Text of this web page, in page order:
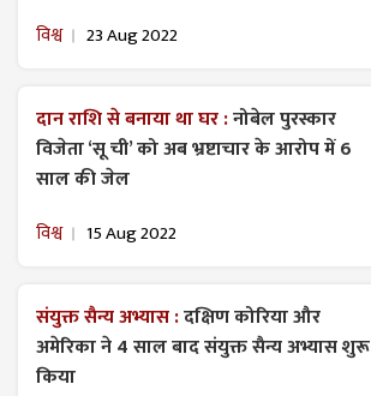
विश्व 23 Aug 2022
दान राशि से बनाया था घर :नोबेल पुरस्कार
विजेता ‘सू ची’ को अब भ्रष्टाचार के आरोप में 6
साल की जेल
विश्व 15 Aug 2022
संयुक्त सैन्य अभ्यास :दक्षिण कोरिया और
अमेरिका ने 4 साल बाद संयुक्त सैन्य अभ्यास शुरू
किया